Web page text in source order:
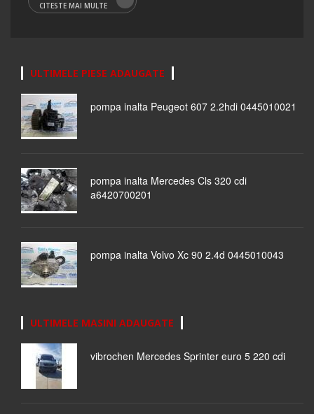
CITESTE MAI MULTE
ULTIMELE PIESE ADAUGATE
pompa inalta Peugeot 607 2.2hdi 0445010021
pompa inalta Mercedes Cls 320 cdi
a6420700201
pompa inalta Volvo Xc 90 2.4d 0445010043
ULTIMELE MASINI ADAUGATE
vibrochen Mercedes Sprinter euro 5 220 cdi